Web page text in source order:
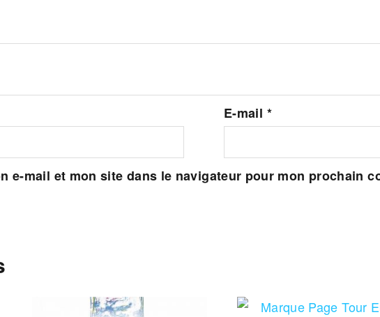
E-mail *
e-mail et mon site dans le navigateur pour mon prochain